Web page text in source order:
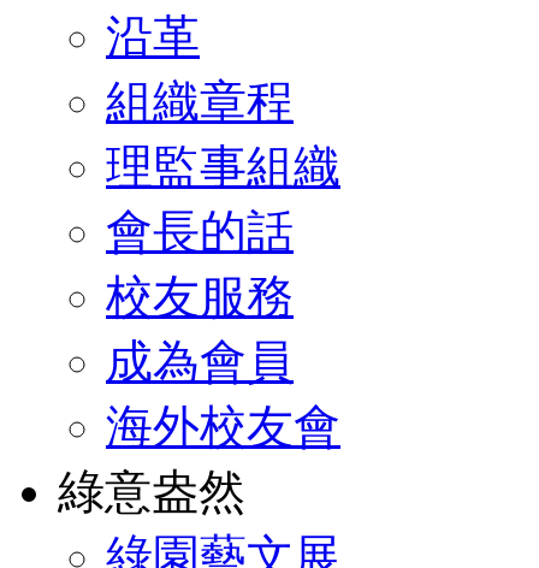
沿革
組織章程
理監事組織
會長的話
校友服務
成為會員
海外校友會
綠意盎然
綠園藝文展